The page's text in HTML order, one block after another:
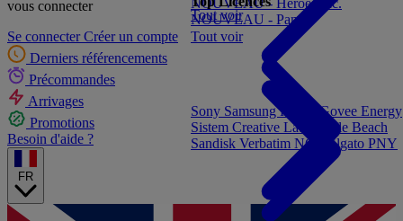
vous connecter
Se connecter Créer un compte
Derniers référencements
Précommandes
Arrivages
Promotions
Besoin d'aide ?
FR
NOUVEAU - Heroes Inc.
NOUVEAU - Panini
Tout voir
Tout voir
Sony SamsungKonix Govee Energy
Sistem Creative Labs
Turtle Beach
Sandisk Verbatim NGS Elgato PNY